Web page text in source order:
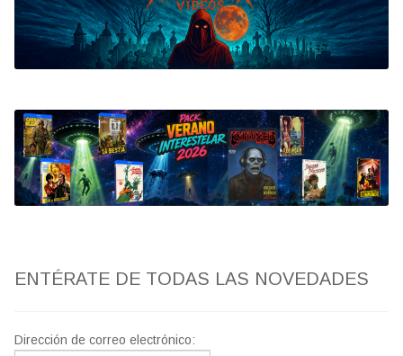
Bluray
Clasificada S
artwork
fantaterror
Jesús Franco
ENTÉRATE DE TODAS LAS NOVEDADES
Dirección de correo electrónico: